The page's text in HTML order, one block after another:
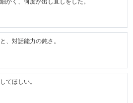
かく、何度か出し直しをした。
、対話能力の鈍さ。
てほしい。